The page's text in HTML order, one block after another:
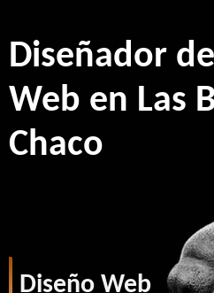
Diseñador
Web en Las
Chaco
Diseño Web